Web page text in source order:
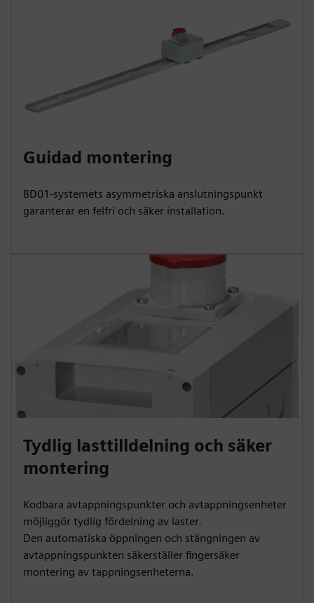
Guidad montering
BD01-systemets asymmetriska anslutningspunkt
garanterar en felfri och säker installation.
Tydlig lasttilldelning och säker
montering
Kodbara avtappningspunkter och avtappningsenheter
möjliggör tydlig fördelning av laster.
Den automatiska öppningen och stängningen av
avtappningspunkten säkerställer fingersäker
montering av tappningsenheterna.